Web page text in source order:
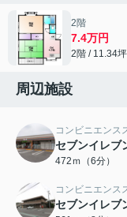
2階
7.4万円
2階 / 11.34
周辺施設
コンビニエンス
セブンイレブ
472ｍ（6分）
コンビニエンス
セブンイレブ